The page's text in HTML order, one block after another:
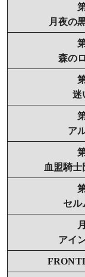
月夜の
森の
迷
ア
血盟騎
セル
アイ